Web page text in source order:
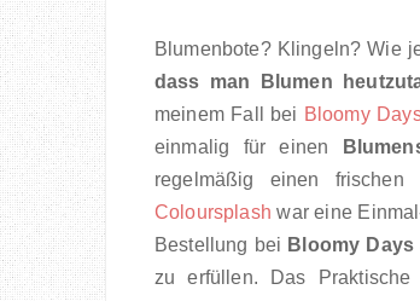
Blumenbote? Klingeln? Wie
dass man Blumen
meinem Fall bei Bloomy
einmalig für einen
regelmäßig einen
Coloursplash war eine
Bestellung bei Bloomy Days
zu erfüllen. Das